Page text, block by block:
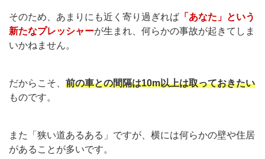
そのため、あまりにも近く寄り過ぎれば 「あなた」という
新たなプレッシャーが生まれ、何らかの事故が起きてしま
いかねません。
だからこそ、 前の車との間隔は10m以上は取っておきたい
ものです。
また「狭い道あるある」ですが、横には何らかの壁や住居
があることが多いです。